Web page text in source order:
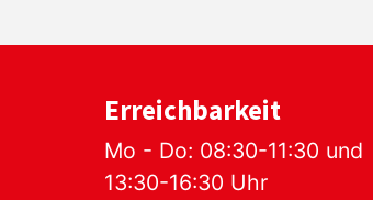
Erreichbarkeit
Mo - Do: 08:30-11:30 und
13:30-16:30 Uhr